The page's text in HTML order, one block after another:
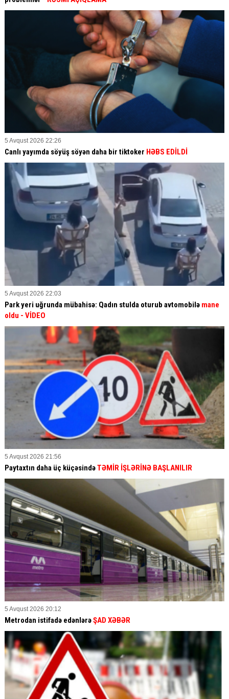
5 Avqust 2026 22:26
Canlı yayımda söyüş söyən daha bir tiktoker HƏBS EDİLDİ
5 Avqust 2026 22:03
Park yeri uğrunda mübahisə: Qadın stulda oturub avtomobilə mane
oldu - VİDEO
5 Avqust 2026 21:56
Paytaxtın daha üç küçəsindəTƏMİR İŞLƏRİNƏ BAŞLANILIR
5 Avqust 2026 20:12
Metrodan istifadə edənlərəŞAD XƏBƏR